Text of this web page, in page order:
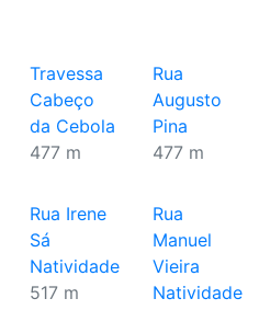
Travessa
Cabeço
da Cebola
477 m
Rua
Augusto
Pina
477 m
Rua Irene
Sá
Natividade
517 m
Rua
Manuel
Vieira
Natividade